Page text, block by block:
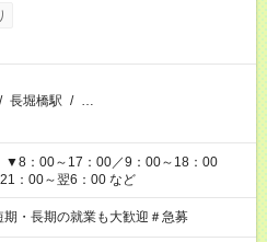
/ 長堀橋駅 / …
▼8：00～17：00／9：00～18：00
：00～翌6：00 など
・長期の就業も大歓迎＃急募